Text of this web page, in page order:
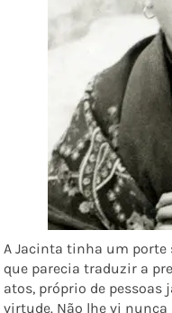
A Jacinta tinha um porte
que parecia traduzir a
atos, próprio de pessoas
virtude. Não lhe vi